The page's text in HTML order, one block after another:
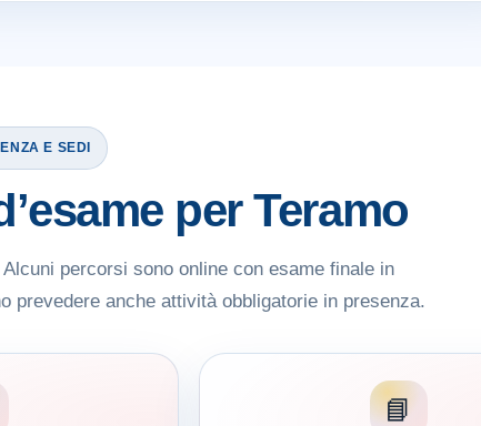
E SEDI
per Teramo
percorsi sono online con esame finale in
prevedere anche attività obbligatorie in presenza.
📘